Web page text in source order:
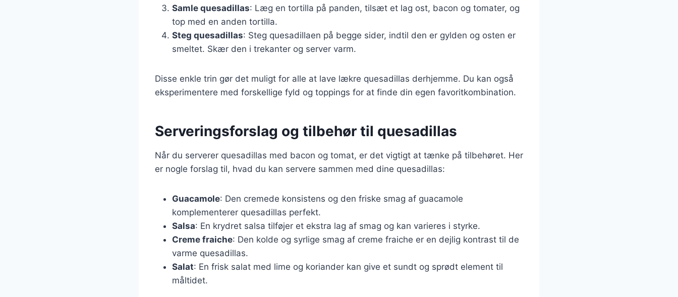
Samle quesadillas: Læg en tortilla på panden, tilsæt et lag ost, bacon og tomater, og
top med en anden tortilla.
Steg quesadillas: Steg quesadillaen på begge sider, indtil den er gylden og osten er
smeltet. Skær den i trekanter og server varm.
Disse enkle trin gør det muligt for alle at lave lækre quesadillas derhjemme. Du kan også
eksperimentere med forskellige fyld og toppings for at finde din egen favoritkombination.
Serveringsforslag og tilbehør til quesadillas
Når du serverer quesadillas med bacon og tomat, er det vigtigt at tænke på tilbehøret. Her
er nogle forslag til, hvad du kan servere sammen med dine quesadillas:
Guacamole: Den cremede konsistens og den friske smag af guacamole
komplementerer quesadillas perfekt.
Salsa: En krydret salsa tilføjer et ekstra lag af smag og kan varieres i styrke.
Creme fraiche: Den kolde og syrlige smag af creme fraiche er en dejlig kontrast til de
varme quesadillas.
Salat: En frisk salat med lime og koriander kan give et sundt og sprødt element til
måltidet.